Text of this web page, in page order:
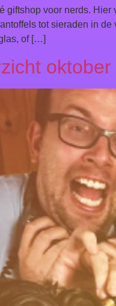
giftshop voor nerds.
tot sieraden in
of […]
oktober